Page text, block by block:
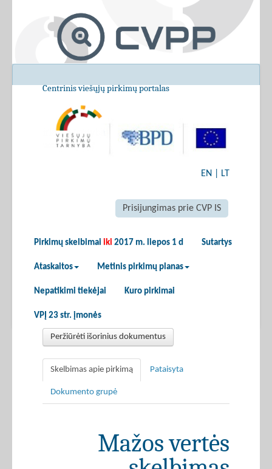
Centrinis viešųjų pirkimų portalas
EN LT
Prisijungimas prie CVP IS
Pirkimų skelbimai iki 2017 m. liepos 1 d Sutartys
Ataskaitos Metinis pirkimų planas
Nepatikimi tiekėjai Kuro pirkimai
VPĮ 23 str. įmonės
Peržiūrėti išorinius dokumentus
Skelbimas apie pirkimą Pataisyta
Dokumento grupė
Mažos vertės